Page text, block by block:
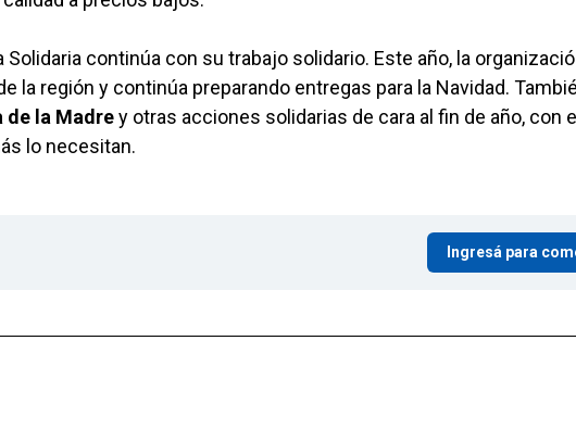
continúa con su trabajo solidario. Este año, la
la región y continúa preparando entregas para la Navidad.
de la Madrey otras acciones solidarias de cara al fin de año, con
lo necesitan.
Ingresá para